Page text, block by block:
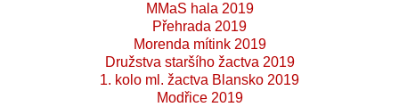
MMaS hala 2019
Přehrada 2019
Morenda mítink 2019
Družstva staršího žactva 2019
1. kolo ml. žactva Blansko 2019
Modřice 2019